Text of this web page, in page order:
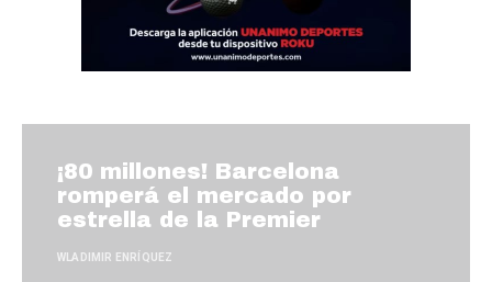
¡80 millones! Barcelona
romperá el mercado por
estrella de la Premier
WLADIMIR ENRÍQUEZ